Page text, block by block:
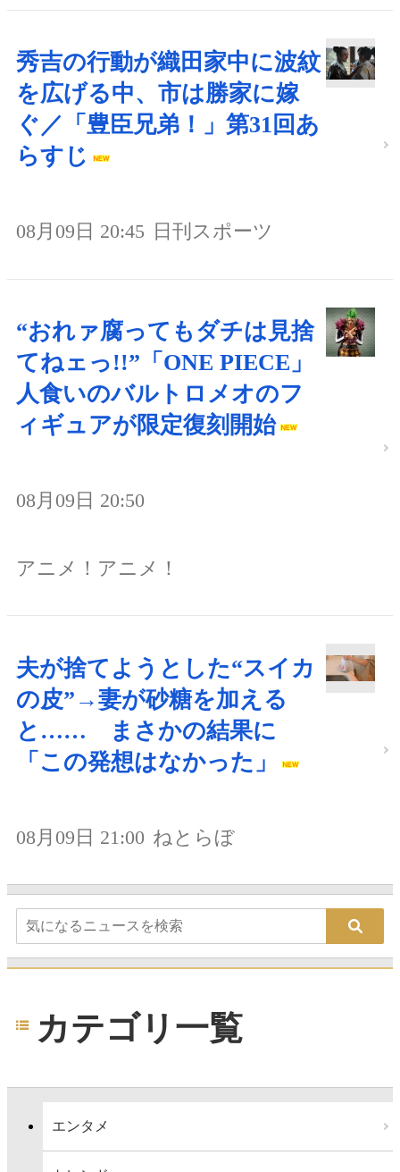
秀吉の行動が織田家中に波紋
を広げる中、市は勝家に嫁
ぐ／「豊臣兄弟！」第31回あ
らすじ
08月09日 20:45 日刊スポーツ
“おれァ腐ってもダチは見捨
てねェっ!!”「ONE PIECE」
人食いのバルトロメオのフ
ィギュアが限定復刻開始
08月09日 20:50
アニメ！アニメ！
夫が捨てようとした“スイカ
の皮”→妻が砂糖を加える
と…… まさかの結果に
「この発想はなかった」
08月09日 21:00 ねとらぼ
カテゴリ一覧
エンタメ